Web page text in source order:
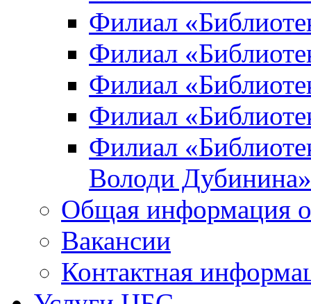
Филиал
Филиал
Филиал
Филиал
Филиал
Володи Дубинина»
Общая информация
Вакансии
Контактная